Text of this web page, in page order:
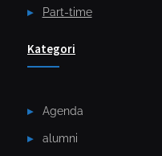
Part-time
Kategori
Agenda
alumni